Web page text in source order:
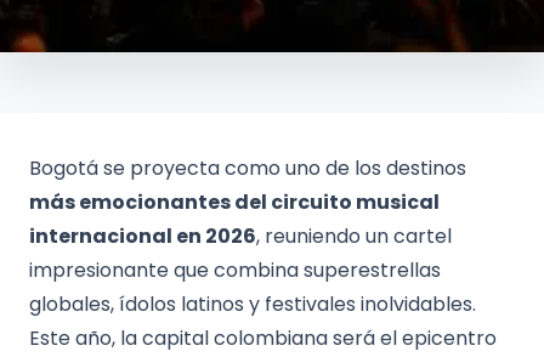
Bogotá se proyecta como uno de los destinos
más emocionantes del circuito musical
internacional en 2026, reuniendo un cartel
impresionante que combina superestrellas
globales, ídolos latinos y festivales inolvidables.
Este año, la capital colombiana será el epicentro